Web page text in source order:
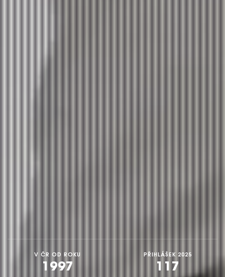
V ČR OD ROKU
1997
PŘIHLÁŠEK 2025
117